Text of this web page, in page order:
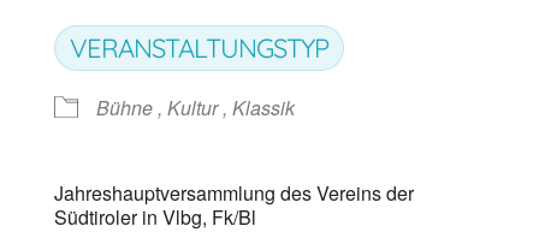
VERANSTALTUNGSTYP
Bühne , Kultur , Klassik
Jahreshauptversammlung des Vereins der
Südtiroler in Vlbg, Fk/Bl